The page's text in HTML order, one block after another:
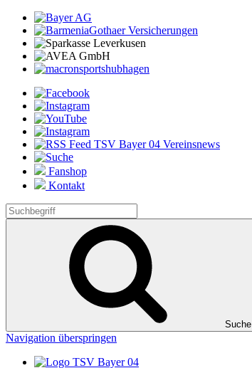
Fanshop
Kontakt
Suche
Navigation überspringen